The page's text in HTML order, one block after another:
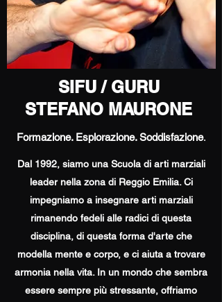
SIFU / GURU
STEFANO MAURONE
Formazione. Esplorazione. Soddisfazione.
Dal 1992, siamo una Scuola di arti marziali
leader nella zona di Reggio Emilia. Ci
impegniamo a insegnare arti marziali
rimanendo fedeli alle radici di questa
disciplina, di questa forma d'arte che
modella mente e corpo, e ci aiuta a trovare
armonia nella vita. In un mondo che sembra
essere sempre più stressante, offriamo